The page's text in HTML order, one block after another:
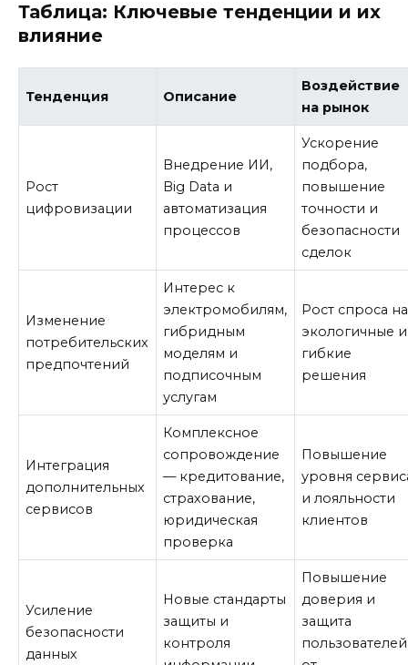
Таблица: Ключевые тенденции и их
влияние
Тенденция Описание
Воздействие
на рынок
Рост
цифровизации
Внедрение ИИ,
Big Data и
автоматизация
процессов
Ускорение
подбора,
повышение
точности и
безопасности
сделок
Изменение
потребительских
предпочтений
Интерес к
электромобилям,
гибридным
моделям и
подписочным
услугам
Рост спроса на
экологичные и
гибкие
решения
Интеграция
дополнительных
сервисов
Комплексное
сопровождение
— кредитование,
страхование,
юридическая
проверка
Повышение
уровня
и лояльности
клиентов
Усиление
безопасности
данных
Новые стандарты
защиты и
контроля
Повышение
доверия и
защита
пользователей